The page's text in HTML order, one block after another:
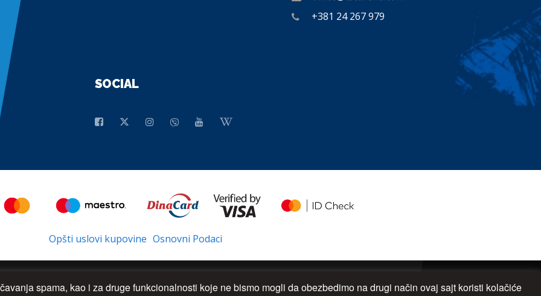
+381 24 267 979
SOCIAL
Opšti uslovi kupovine Osnovni Podaci
UP
spama, kao i za druge funkcionalnosti koje ne bismo mogli da obezbedimo na drugi način ovaj sajt koristi kolačiće